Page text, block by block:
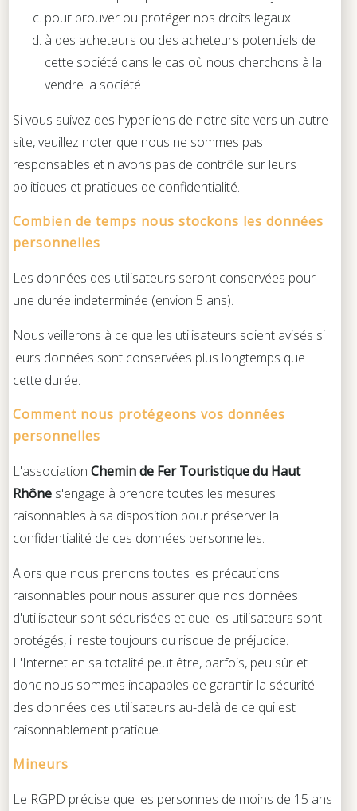
pour prouver ou protéger nos droits legaux
à des acheteurs ou des acheteurs potentiels de
cette société dans le cas où nous cherchons à la
vendre la société
Si vous suivez des hyperliens de notre site vers un autre
site, veuillez noter que nous ne sommes pas
responsables et n'avons pas de contrôle sur leurs
politiques et pratiques de confidentialité.
Combien de temps nous stockons les données
personnelles
Les données des utilisateurs seront conservées pour
une durée indeterminée (envion 5 ans).
Nous veillerons à ce que les utilisateurs soient avisés si
leurs données sont conservées plus longtemps que
cette durée.
Comment nous protégeons vos données
personnelles
L'associationChemin de Fer Touristique du Haut
Rhône s'engage à prendre toutes les mesures
raisonnables à sa disposition pour préserver la
confidentialité de ces données personnelles.
Alors que nous prenons toutes les précautions
raisonnables pour nous assurer que nos données
d'utilisateur sont sécurisées et que les utilisateurs sont
protégés, il reste toujours du risque de préjudice.
L'Internet en sa totalité peut être, parfois, peu sûr et
donc nous sommes incapables de garantir la sécurité
des données des utilisateurs au-delà de ce qui est
raisonnablement pratique.
Mineurs
Le RGPD précise que les personnes de moins de 15 ans